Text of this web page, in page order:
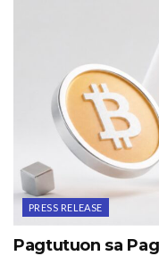
PRESS RELEASE
Pagtutuon sa